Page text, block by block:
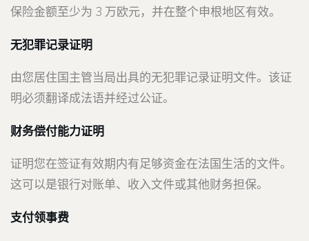
保险金额至少为 3 万欧元，并在整个申根地区有效。
无犯罪记录证明
由您居住国主管当局出具的无犯罪记录证明文件。该证
明必须翻译成法语并经过公证。
财务偿付能力证明
证明您在签证有效期内有足够资金在法国生活的文件。
这可以是银行对账单、收入文件或其他财务担保。
支付领事费